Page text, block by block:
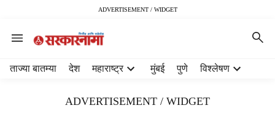
ADVERTISEMENT / WIDGET
ताज्या बातम्या देश महाराष्ट्र मुंबई पुणे विश्लेषण
ADVERTISEMENT / WIDGET